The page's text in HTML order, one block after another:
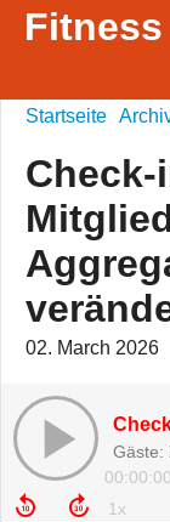
Startseite
02. March 2026
00:00:00